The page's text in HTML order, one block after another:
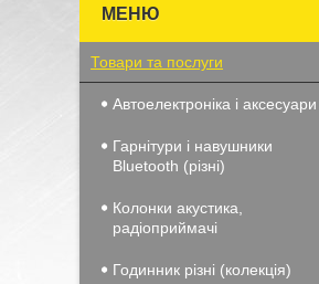
Товари та послуги
Автоелектроніка і аксесуари
Гарнітури і навушники
Bluetooth (різні)
Колонки акустика,
радіоприймачі
Годинник різні (колекція)